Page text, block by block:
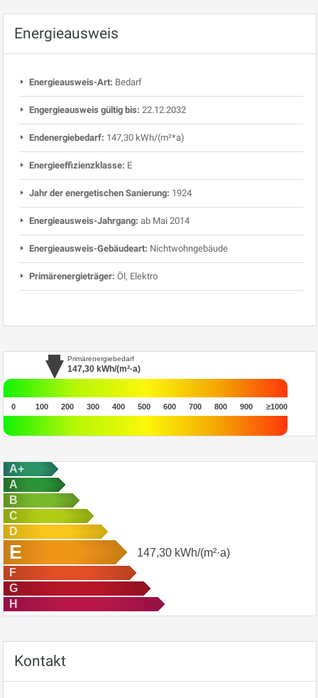
Energieausweis
Energieausweis-Art: Bedarf
Engergieausweis gültig bis: 22.12.2032
Endenergiebedarf: 147,30 kWh/(m²*a)
Energieeffizienzklasse: E
Jahr der energetischen Sanierung: 1924
Energieausweis-Jahrgang: ab Mai 2014
Energieausweis-Gebäudeart: Nichtwohngebäude
Primärenergieträger: Öl, Elektro
Primärenergiebedarf
147,30 kWh/(m²·a)
0 100 200 300 400 500 600 700 800 900 ≥1000
A+
A
B
C
D
E 147,30 kWh/(m²·a)
F
G
H
Kontakt